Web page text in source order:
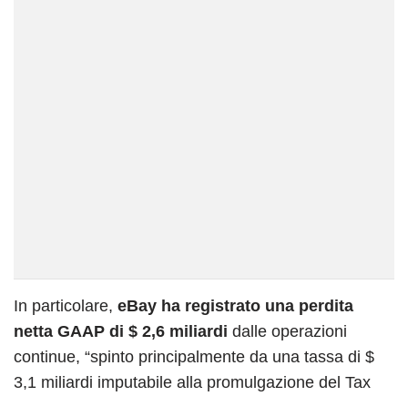
In particolare, eBay ha registrato una perdita
netta GAAP di $ 2,6 miliardi dalle operazioni
continue, “spinto principalmente da una tassa di $
3,1 miliardi imputabile alla promulgazione del Tax